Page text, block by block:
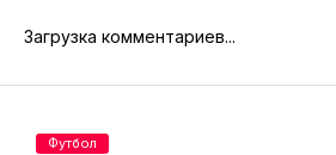
Загрузка комментариев...
Футбол